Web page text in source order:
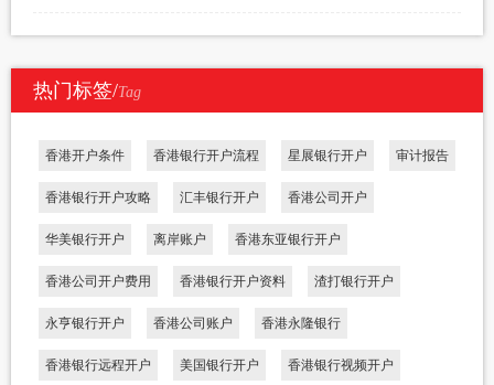
热门标签/Tag
香港开户条件 香港银行开户流程 星展银行开户 审计报告
香港银行开户攻略 汇丰银行开户 香港公司开户
华美银行开户 离岸账户 香港东亚银行开户
香港公司开户费用 香港银行开户资料 渣打银行开户
永亨银行开户 香港公司账户 香港永隆银行
香港银行远程开户 美国银行开户 香港银行视频开户